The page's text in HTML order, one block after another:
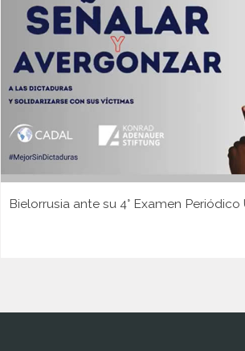
Bielorrusia ante su 4° Examen Periódico